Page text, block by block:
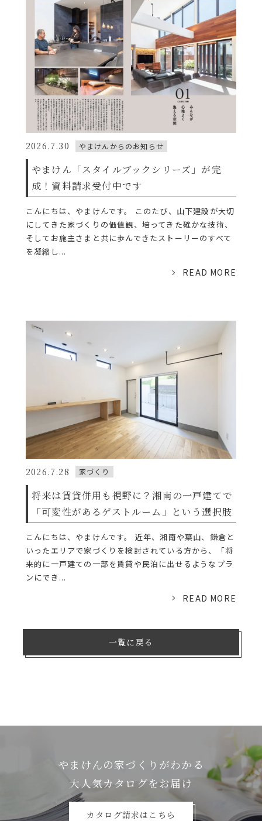
2026.7.30 やまけんからのお知らせ
やまけん「スタイルブックシリーズ」が完
成！資料請求受付中です
こんにちは、やまけんです。 このたび、山下建設が大切
にしてきた家づくりの価値観、培ってきた確かな技術、
そしてお施主さまと共に歩んできたストーリーのすべて
を凝縮し...
READ MORE
2026.7.28 家づくり
将来は賃貸併用も視野に？湘南の一戸建てで
「可変性があるゲストルーム」という選択肢
こんにちは、やまけんです。 近年、湘南や葉山、鎌倉と
いったエリアで家づくりを検討されている方から、「将
来的に一戸建ての一部を賃貸や民泊に出せるようなプラ
ンにでき...
READ MORE
一覧に戻る
やまけんの家づくりがわかる
⼤⼈気カタログをお届け
カタログ請求はこちら